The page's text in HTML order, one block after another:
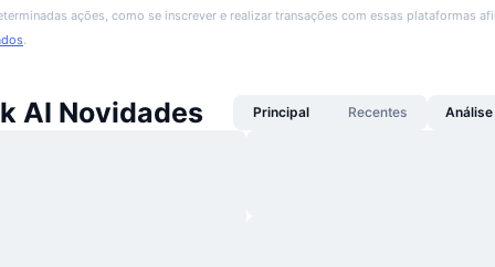
ações, como se inscrever e realizar transações com essas plataformas
.
AI Novidades Principal Recentes